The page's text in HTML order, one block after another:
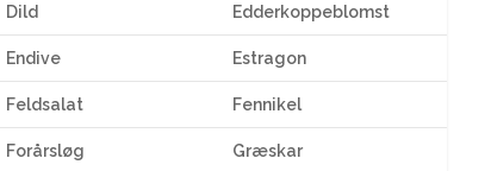
Dild Edderkoppeblomst
Endive Estragon
Feldsalat Fennikel
Forårsløg Græskar